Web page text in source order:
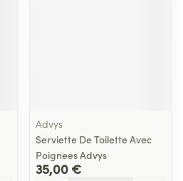
Advys
Serviette De Toilette Avec
Poignees Advys
35,00 €